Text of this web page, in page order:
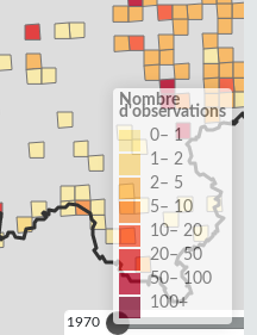
1970
Nombre
d'observations
0– 1
1– 2
2– 5
5– 10
10– 20
20– 50
50– 100
100+